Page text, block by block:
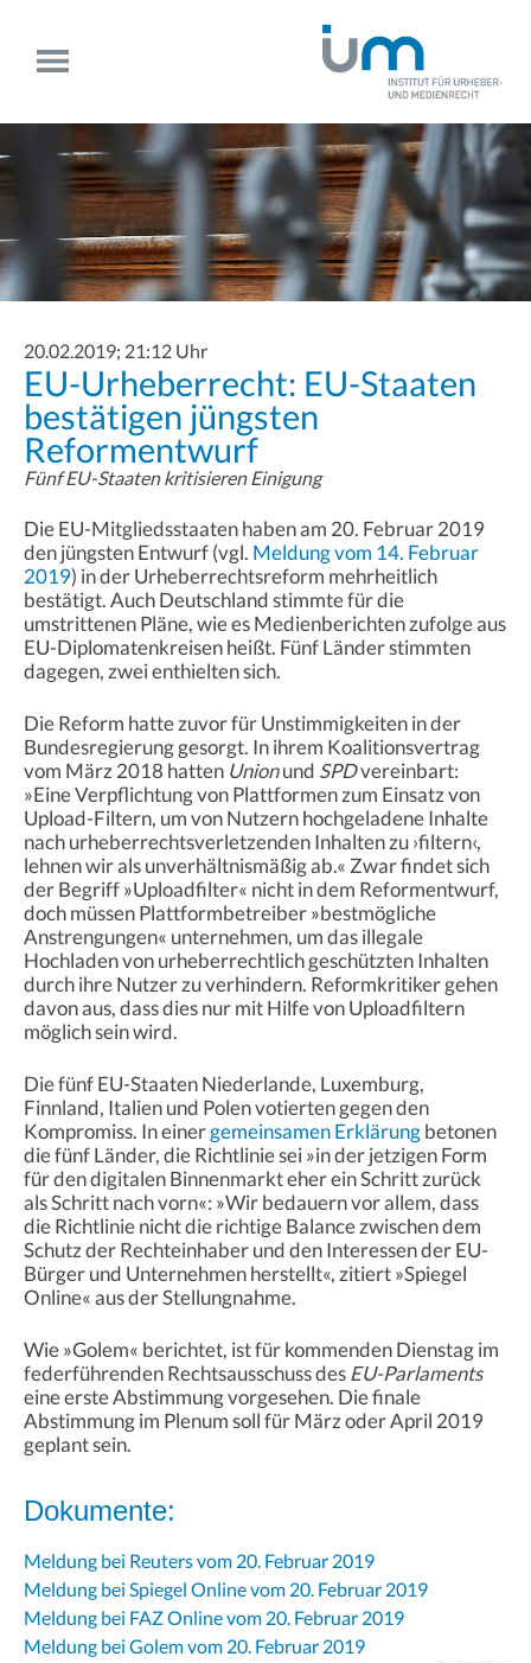
20.02.2019; 21:12 Uhr
EU-Urheberrecht: EU-Staaten
bestätigen jüngsten
Reformentwurf
Fünf EU-Staaten kritisieren Einigung
Die EU-Mitgliedsstaaten haben am 20. Februar 2019
den jüngsten Entwurf (vgl. Meldung vom 14. Februar
2019) in der Urheberrechtsreform mehrheitlich
bestätigt. Auch Deutschland stimmte für die
umstrittenen Pläne, wie es Medienberichten zufolge aus
EU-Diplomatenkreisen heißt. Fünf Länder stimmten
dagegen, zwei enthielten sich.
Die Reform hatte zuvor für Unstimmigkeiten in der
Bundesregierung gesorgt. In ihrem Koalitionsvertrag
vom März 2018 hatten Unionund SPDvereinbart:
»Eine Verpflichtung von Plattformen zum Einsatz von
Upload-Filtern, um von Nutzern hochgeladene Inhalte
nach urheberrechtsverletzenden Inhalten zu ›filtern‹,
lehnen wir als unverhältnismäßig ab.« Zwar findet sich
der Begriff »Uploadfilter« nicht in dem Reformentwurf,
doch müssen Plattformbetreiber »bestmögliche
Anstrengungen« unternehmen, um das illegale
Hochladen von urheberrechtlich geschützten Inhalten
durch ihre Nutzer zu verhindern. Reformkritiker gehen
davon aus, dass dies nur mit Hilfe von Uploadfiltern
möglich sein wird.
Die fünf EU-Staaten Niederlande, Luxemburg,
Finnland, Italien und Polen votierten gegen den
Kompromiss. In einergemeinsamen Erklärungbetonen
die fünf Länder, die Richtlinie sei »in der jetzigen Form
für den digitalen Binnenmarkt eher ein Schritt zurück
als Schritt nach vorn«: »Wir bedauern vor allem, dass
die Richtlinie nicht die richtige Balance zwischen dem
Schutz der Rechteinhaber und den Interessen der EU-
Bürger und Unternehmen herstellt«, zitiert »Spiegel
Online« aus der Stellungnahme.
Wie »Golem« berichtet, ist für kommenden Dienstag im
federführenden Rechtsausschuss desEU-Parlaments
eine erste Abstimmung vorgesehen. Die finale
Abstimmung im Plenum soll für März oder April 2019
geplant sein.
Dokumente:
Meldung bei Reuters vom 20. Februar 2019
Meldung bei Spiegel Online vom 20. Februar 2019
Meldung bei FAZ Online vom 20. Februar 2019
Meldung bei Golem vom 20. Februar 2019